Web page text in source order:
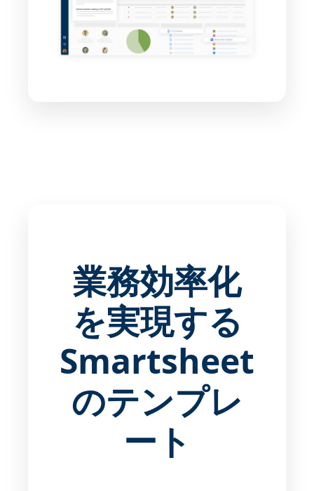
業務効率化
を実現する
Smartsheet
のテンプレ
ート